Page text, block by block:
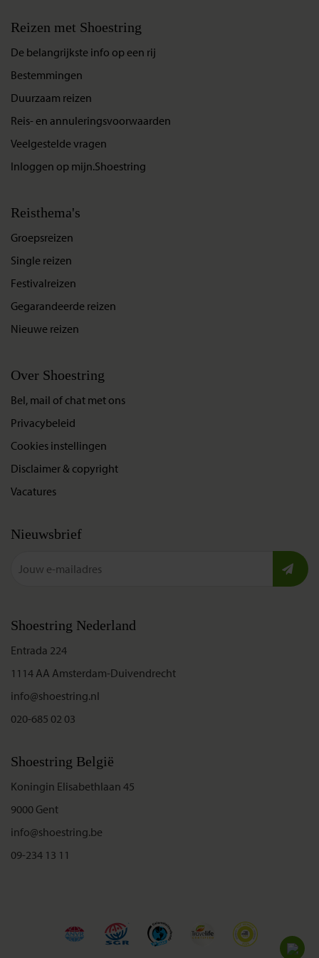
Reizen met Shoestring
De belangrijkste info op een rij
Bestemmingen
Duurzaam reizen
Reis- en annuleringsvoorwaarden
Veelgestelde vragen
Inloggen op mijn.Shoestring
Reisthema's
Groepsreizen
Single reizen
Festivalreizen
Gegarandeerde reizen
Nieuwe reizen
Over Shoestring
Bel, mail of chat met ons
Privacybeleid
Cookies instellingen
Disclaimer & copyright
Vacatures
Nieuwsbrief
Shoestring Nederland
Entrada 224
1114 AA Amsterdam-Duivendrecht
info@shoestring.nl
020-685 02 03
Shoestring België
Koningin Elisabethlaan 45
9000 Gent
info@shoestring.be
09-234 13 11